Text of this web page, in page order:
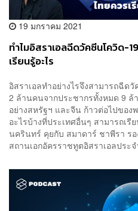
19 มกราคม 2021
ทำไมอิสราเอลฉีดวัคซีนโควิด-
เรียนรู้อะไร
อิสราเอลทำอย่างไรจึงสามารถฉีด
2 ล้านคนจากประชากรทั้งหมด 9
อย่างสหรัฐฯ และจีน ก้าวต่อไปของ
อะไรบ้างที่ประเทศอื่นๆ สามารถเ
นครินทร์ คุยกับ สมาดาร์ ชาพีรา ร
สถานเอกอัครราชทูตอิสราเอลประ